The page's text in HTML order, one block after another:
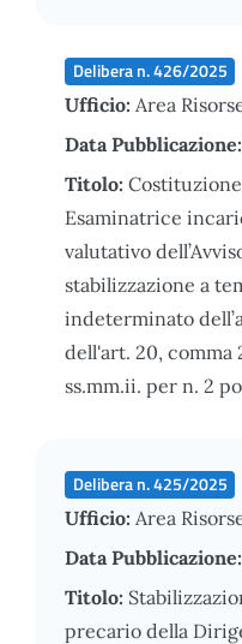
Delibera n. 426/2025
Ufficio: Area
Data Pubblicazione:
Titolo:
Esaminatrice
valutativo
stabilizzazione a
indeterminato
dell'art. 20, comma
ss.mm.ii. per n. 2
Delibera n. 425/2025
Ufficio: Area
Data Pubblicazione:
Titolo:
precario della